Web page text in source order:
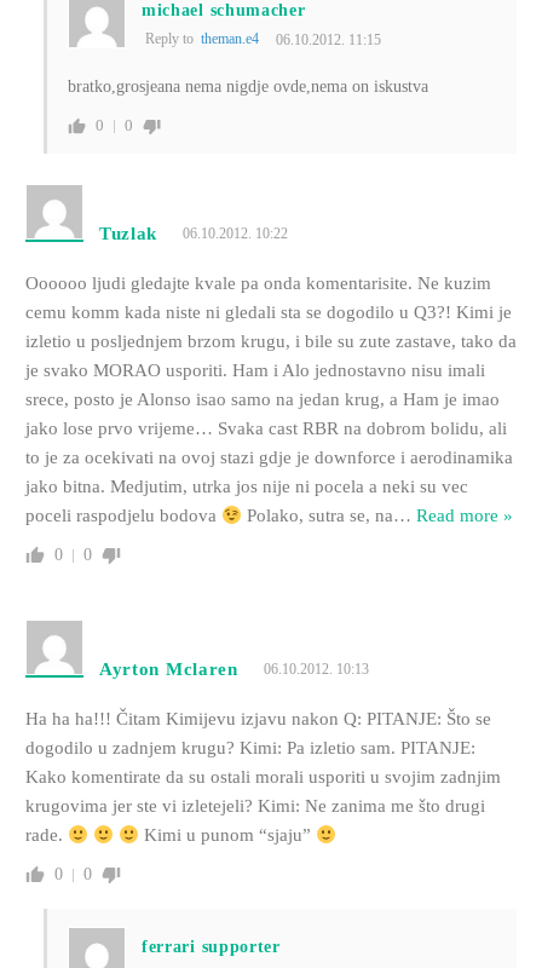
michael schumacher
Reply to theman.e4 06.10.2012. 11:15
bratko,grosjeana nema nigdje ovde,nema on iskustva
0 0
Tuzlak 06.10.2012. 10:22
Oooooo ljudi gledajte kvale pa onda komentarisite. Ne kuzim
cemu komm kada niste ni gledali sta se dogodilo u Q3?! Kimi je
izletio u posljednjem brzom krugu, i bile su zute zastave, tako da
je svako MORAO usporiti. Ham i Alo jednostavno nisu imali
srece, posto je Alonso isao samo na jedan krug, a Ham je imao
jako lose prvo vrijeme… Svaka cast RBR na dobrom bolidu, ali
to je za ocekivati na ovoj stazi gdje je downforce i aerodinamika
jako bitna. Medjutim, utrka jos nije ni pocela a neki su vec
poceli raspodjelu bodova
Polako, sutra se, na…Read more »
0 0
Ayrton Mclaren 06.10.2012. 10:13
Ha ha ha!!! Čitam Kimijevu izjavu nakon Q: PITANJE: Što se
dogodilo u zadnjem krugu? Kimi: Pa izletio sam. PITANJE:
Kako komentirate da su ostali morali usporiti u svojim zadnjim
krugovima jer ste vi izletejeli? Kimi: Ne zanima me što drugi
rade.
Kimi u punom “sjaju”
0 0
ferrari supporter